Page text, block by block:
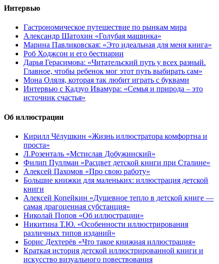
Интервью
Гастрономическое путешествие по рынкам мира
Александр Шатохин «Голубая машинка»
Марина Павликовская: «Это идеальная для меня книга»
Роб Ходжсон и его бестиарии
Дарья Герасимова: «Читательский путь у всех разный.
Главное, чтобы ребенок мог этот путь выбирать сам»
Мона Оляля, которая так любит играть с буквами
Интервью с Кадзуо Ивамура: «Семья и природа – это
источник счастья»
Об иллюстрации
Кирилл Чёлушкин «Жизнь иллюстратора комфортна и
проста»
Л.Розенталь «Мстислав Добужинский»
Филип Пуллман «Расцвет детской книги при Сталине»
Алексей Пахомов «Про свою работу»
Большие книжки для маленьких: иллюстрация детской
книги
Алексей Копейкин «Душевное тепло в детской книге —
самая драгоценная субстанция»
Николай Попов «Об иллюстрации»
Никитина Т.Ю. «Особенности иллюстрирования
различных типов изданий»
Борис Дехтерёв «Что такое книжная иллюстрация»
Краткая история детской иллюстрированной книги и
искусство визуального повествования